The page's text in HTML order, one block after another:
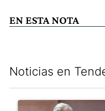
EN ESTA NOTA
Noticias en
Un artículo de